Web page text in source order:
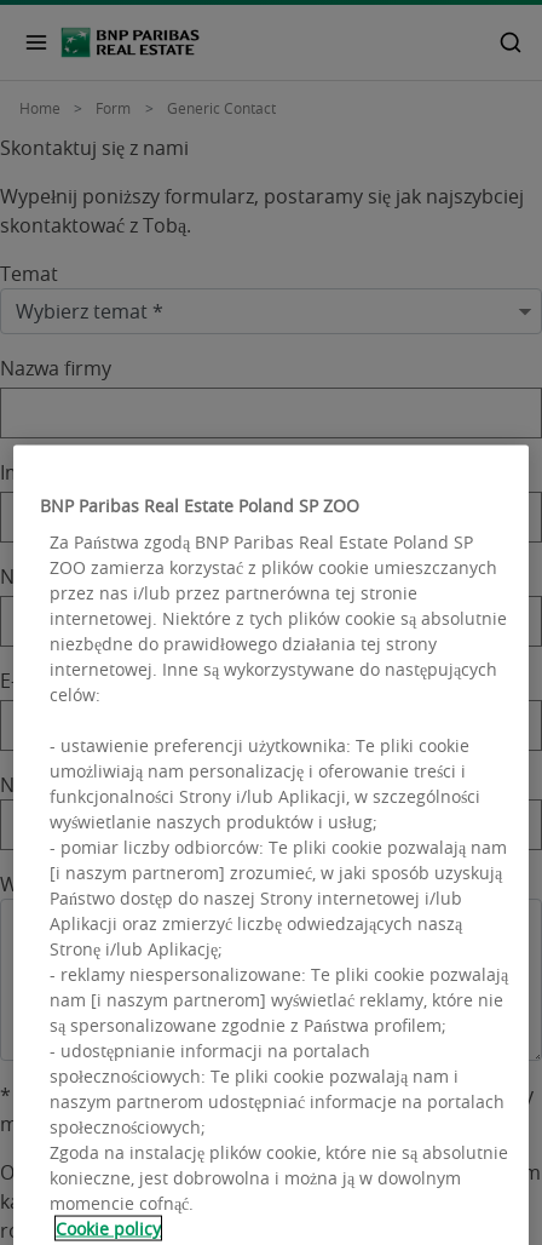
Home Form Generic Contact
Skontaktuj się z nami
Wypełnij poniższy formularz, postaramy się jak najszybciej
skontaktować z Tobą.
Temat
Nazwa firmy
Imię
Nazwisko
E-mail
Numer telefonu
Wiadomość
* Wymagane pola. Jeśli nie wypełnisz tych pól, nie będziemy
mogli odpowiedzieć na Twoje prośby.
Odpowiedzi udzielimy za pośrednictwem przekazanych nam
kanałów komunikacji. Wysłanie formularza jest
równoznaczne ze zgodą na ten jednorazowy kontakt.
BNP Paribas Real Estate Poland SP ZOO
Za Państwa zgodą BNP Paribas Real Estate Poland SP
ZOO zamierza korzystać z plików cookie umieszczanych
przez nas i/lub przez partnerówna tej stronie
internetowej. Niektóre z tych plików cookie są absolutnie
niezbędne do prawidłowego działania tej strony
internetowej. Inne są wykorzystywane do następujących
celów:
- ustawienie preferencji użytkownika: Te pliki cookie
umożliwiają nam personalizację i oferowanie treści i
funkcjonalności Strony i/lub Aplikacji, w szczególności
wyświetlanie naszych produktów i usług;
- pomiar liczby odbiorców: Te pliki cookie pozwalają nam
[i naszym partnerom] zrozumieć, w jaki sposób uzyskują
Państwo dostęp do naszej Strony internetowej i/lub
Aplikacji oraz zmierzyć liczbę odwiedzających naszą
Stronę i/lub Aplikację;
- reklamy niespersonalizowane: Te pliki cookie pozwalają
nam [i naszym partnerom] wyświetlać reklamy, które nie
są spersonalizowane zgodnie z Państwa profilem;
- udostępnianie informacji na portalach
społecznościowych: Te pliki cookie pozwalają nam i
naszym partnerom udostępniać informacje na portalach
społecznościowych;
Zgoda na instalację plików cookie, które nie są absolutnie
konieczne, jest dobrowolna i można ją w dowolnym
momencie cofnąć.
Cookie policy